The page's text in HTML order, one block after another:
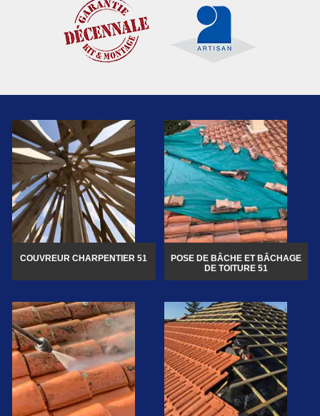
COUVREUR CHARPENTIER 51
POSE DE BÂCHE ET BÂCHAGE
DE TOITURE 51